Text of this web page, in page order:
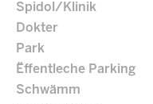
Spidol/Klinik
Dokter
Park
Ëffentleche Parking
Schwämm